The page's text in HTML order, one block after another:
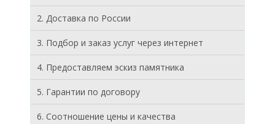
2. Доставка по России
3. Подбор и заказ услуг через интернет
4. Предоставляем эскиз памятника
5. Гарантии по договору
6. Соотношение цены и качества